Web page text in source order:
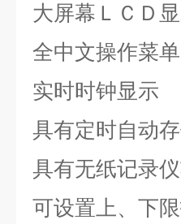
大屏幕ＬＣＤ
全中文操作菜单
实时时钟显示
具有定时自动
具有无纸记录
可设置上、下